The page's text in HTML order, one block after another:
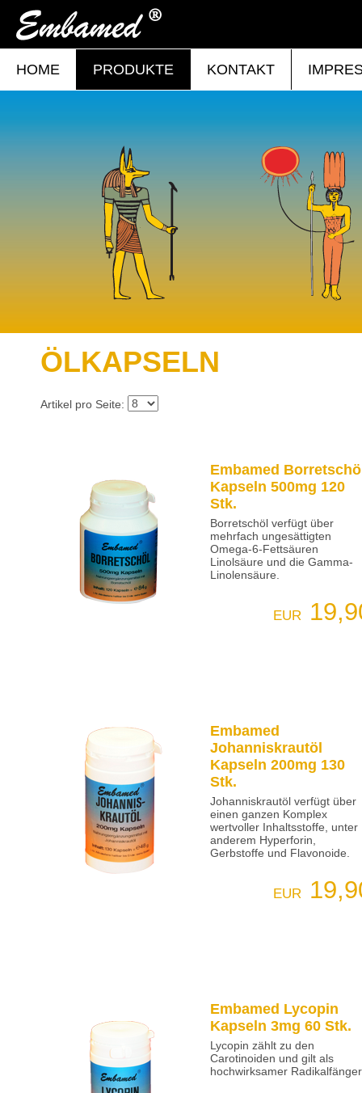
HOME PRODUKTE KONTAKT
ÖLKAPSELN
Artikel pro Seite:
Embamed
Kapseln 500mg 120
Stk.
Borretschöl verfügt über
mehrfach ungesättigten
Omega-6-Fettsäuren
Linolsäure und die Gamma-
Linolensäure.
EUR
Embamed
Johanniskrautöl
Kapseln 200mg 130
Stk.
Johanniskrautöl verfügt über
einen ganzen Komplex
wertvoller Inhaltsstoffe, unter
anderem Hyperforin,
Gerbstoffe und Flavonoide.
EUR
Embamed Lycopin
Kapseln 3mg 60 Stk.
Lycopin zählt zu den
Carotinoiden und gilt als
hochwirksamer